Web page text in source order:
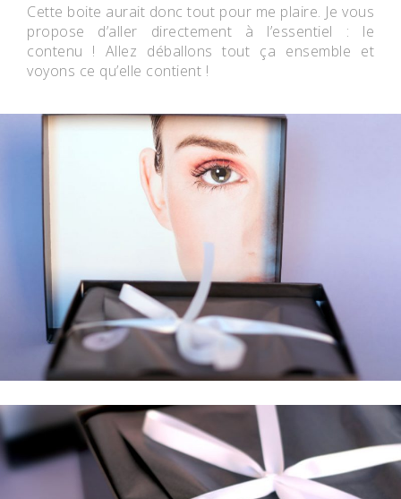
Cette boite aurait donc tout pour me plaire. Je vous
propose d’aller directement à l’essentiel : le
contenu ! Allez déballons tout ça ensemble et
voyons ce qu’elle contient !